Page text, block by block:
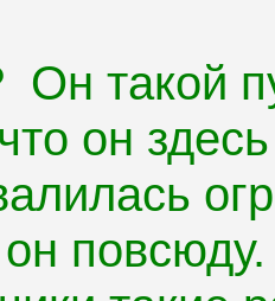
Он такой
он
повсюду.